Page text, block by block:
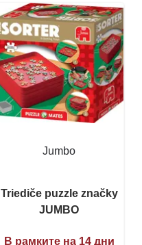
Jumbo
Triediče puzzle značky
JUMBO
В рамките на 14 дни